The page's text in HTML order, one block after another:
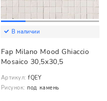
В наличии
Fap Milano Mood Ghiaccio
Mosaico 30,5x30,5
Артикул: fQEY
Рисунок: под камень